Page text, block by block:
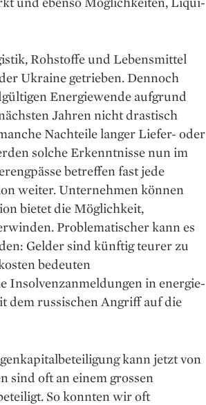
Rohstoffe und Lebensmittel
Ukraine getrieben. Dennoch
Energiewende aufgrund
Jahren nicht drastisch
Nachteile langer Liefer- oder
solche Erkenntnisse nun im
betreffen fast jede
weiter. Unternehmen können
bietet die Möglichkeit,
Problematischer kann es
Gelder sind künftig teurer zu
bedeuten
Insolvenzanmeldungen in energie-
dem russischen Angriff auf die
kann jetzt von
sind oft an einem grossen
So konnten wir oft